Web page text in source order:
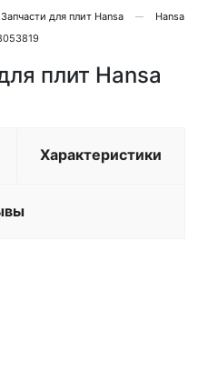
Запчасти для плит Hansa
Hansa
плит Hansa
Характеристики